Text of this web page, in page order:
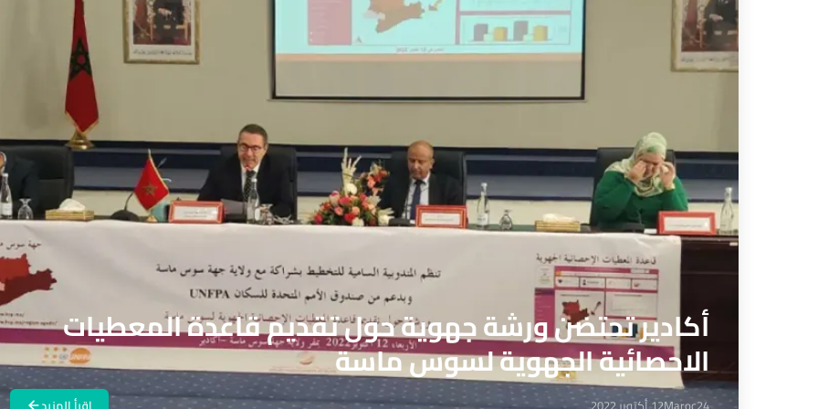
أكادير تحتضن ورشة جهوية حول تقديم قاعدة المعطيات
الاحصائية الجهوية لسوس ماسة